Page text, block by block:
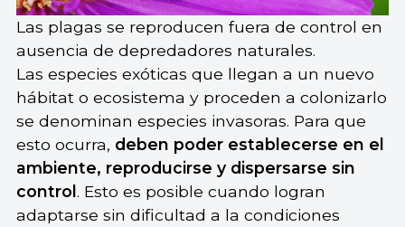
Las plagas se reproducen fuera de control en
ausencia de depredadores naturales.
Las especies exóticas que llegan a un nuevo
hábitat o ecosistema y proceden a colonizarlo
se denominan especies invasoras. Para que
esto ocurra, deben poder establecerse en el
ambiente, reproducirse y dispersarse sin
control. Esto es posible cuando logran
adaptarse sin dificultad a la condiciones